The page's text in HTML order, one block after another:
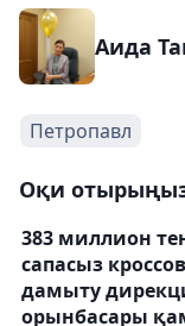
Аида
Петропавл
Оқи
383 миллион
сапасыз
дамыту
орынбасары